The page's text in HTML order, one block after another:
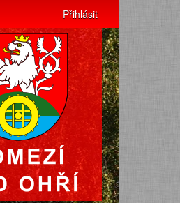
Přihlásit